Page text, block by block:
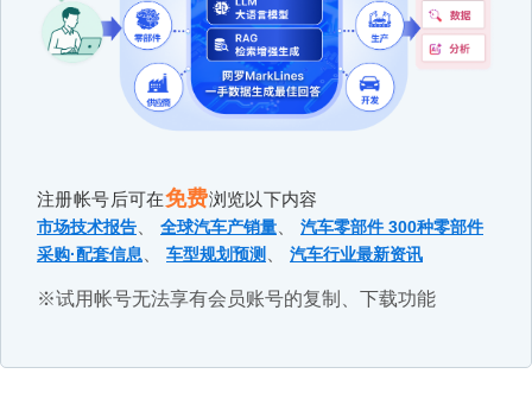
注册帐号后可在免费浏览以下内容
市场技术报告 全球汽车产销量
汽车零部件 300种零部件
采购·配套信息
车型规划预测 汽车行业最新资讯
※试用帐号无法享有会员账号的复制、下载功能